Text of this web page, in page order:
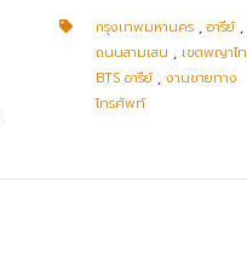
กรุงเทพมหานคร ,อารีย์,
ถนนสามเสน , เขตพญาไท
BTS อารีย์,งานขายทาง
โทรศัพท์